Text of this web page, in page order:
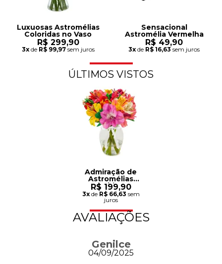
Luxuosas Astromélias
Coloridas no Vaso
R$ 299,90
3xde R$ 99,97sem juros
Sensacional
Astromélia Vermelha
R$ 49,90
3x de R$ 16,63sem juros
ÚLTIMOS VISTOS
Admiração de
Astromélias
Coloridas no
Vaso
R$ 199,90
3xde R$ 66,63 sem
juros
AVALIAÇÕES
Genilce
04/09/2025